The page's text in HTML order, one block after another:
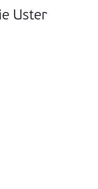
Uster